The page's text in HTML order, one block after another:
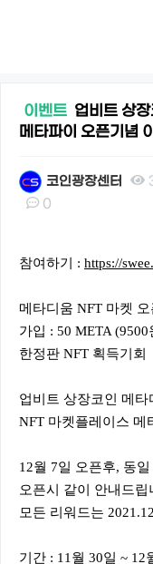
이벤트 업비트 상
메타파이 오픈기념
코인광장센터
0
참여하기 : https://
메타디움 NFT 마켓
가입 : 50 META
한정판 NFT 획득기회
업비트 상장코인 메타
NFT 마켓플레이스 메
12월 7일 오픈후, 동
오픈시 같이 안내드립
모든 리워드는
기간 : 11월 30일 ~ 12